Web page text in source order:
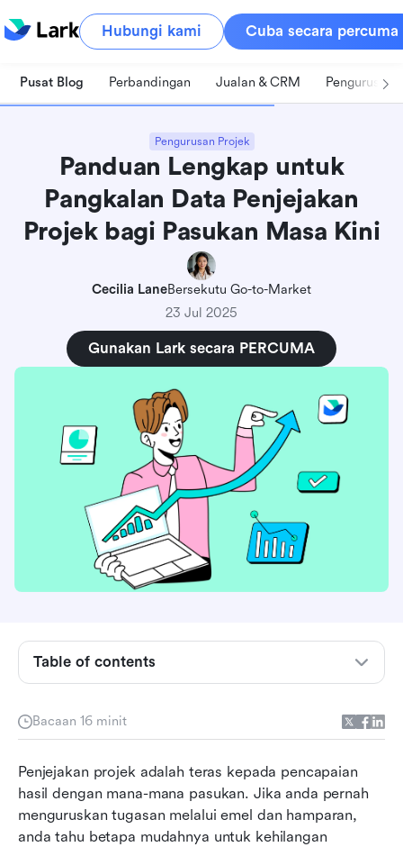
Hubungi kami Cuba secara percuma
Pusat Blog Perbandingan Jualan & CRM Pengurusan
Pengurusan Projek
Panduan Lengkap untuk
Pangkalan Data Penjejakan
Projek bagi Pasukan Masa Kini
Cecilia LaneBersekutu Go-to-Market
23 Jul 2025
Gunakan Lark secara PERCUMA
Bacaan 16 minit
Penjejakan projek adalah teras kepada pencapaian
hasil dengan mana-mana pasukan. Jika anda pernah
menguruskan tugasan melalui emel dan hamparan,
anda tahu betapa mudahnya untuk kehilangan
Table of contents
Apakah pangkalan data penjejakan projek?
tradisional dan tangkas
penjejakan projek
Kenapa Lark adalah pilihan terbaik untuk
penjejakan projek